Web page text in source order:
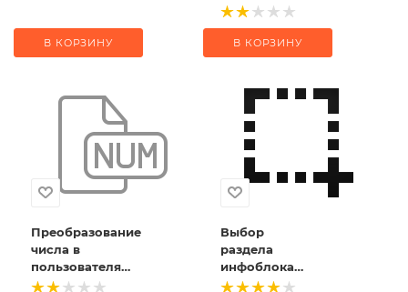
В КОРЗИНУ
процессы
В КОРЗИНУ
Преобразование
числа в
пользователя
(активити)
Выбор
раздела
инфоблока
(активити)